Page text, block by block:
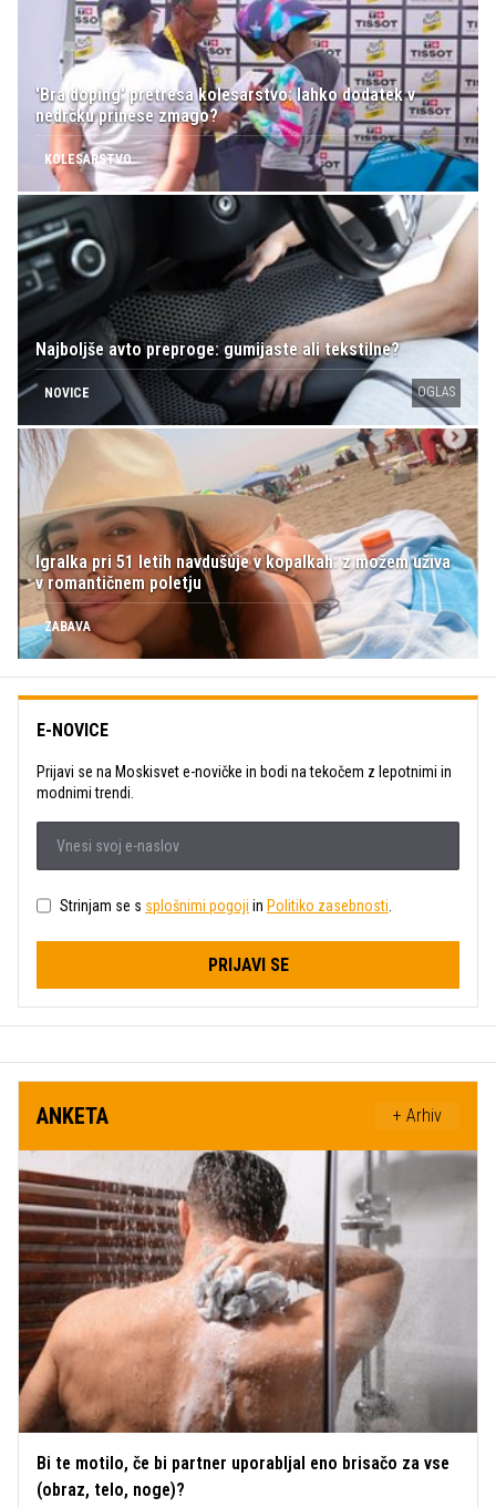
'Bra doping' pretresa kolesarstvo: lahko dodatek v
nedrčku prinese zmago?
KOLESARSTVO
Najboljše avto preproge: gumijaste ali tekstilne?
NOVICE OGLAS
Igralka pri 51 letih navdušuje v kopalkah: z možem uživa
v romantičnem poletju
ZABAVA
E-NOVICE
Prijavi se na Moskisvet e-novičke in bodi na tekočem z lepotnimi in
modnimi trendi.
Strinjam se s splošnimi pogoji in Politiko zasebnosti
PRIJAVI SE
ANKETA + Arhiv
Bi te motilo, če bi partner uporabljal eno brisačo za vse
(obraz, telo, noge)?